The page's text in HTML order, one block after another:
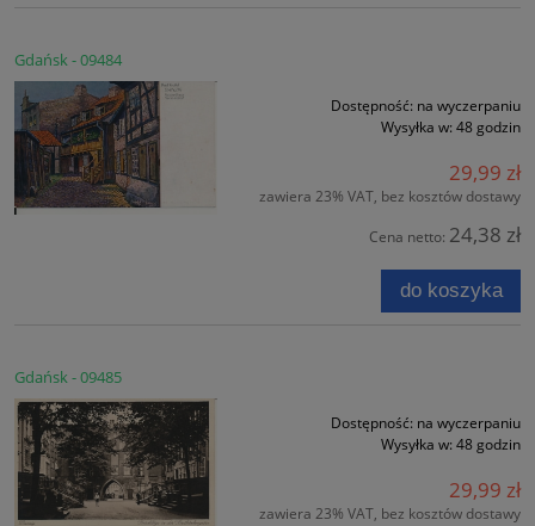
Gdańsk - 09484
Dostępność: na wyczerpaniu
Wysyłka w: 48 godzin
29,99 zł
zawiera 23% VAT, bez kosztów dostawy
Cena netto: 24,38 zł
do koszyka
Gdańsk - 09485
Dostępność: na wyczerpaniu
Wysyłka w: 48 godzin
29,99 zł
zawiera 23% VAT, bez kosztów dostawy